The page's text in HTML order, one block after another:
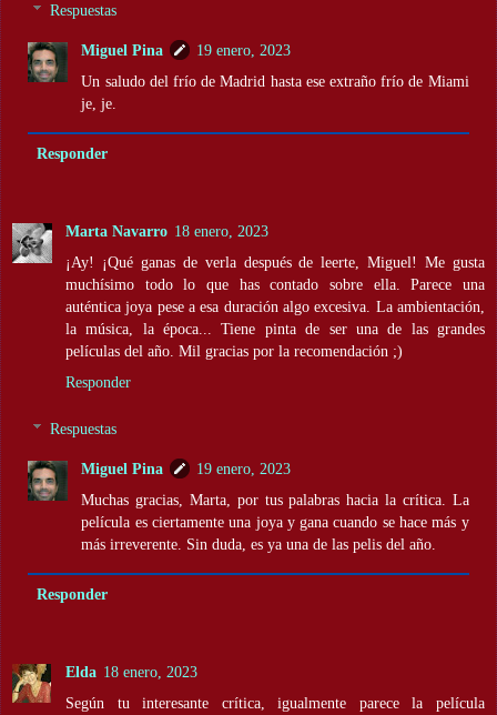
Respuestas
Miguel Pina
19 enero, 2023
Un saludo del frío de Madrid hasta ese extraño frío de Miami
je, je.
Responder
Marta Navarro 18 enero, 2023
¡Ay! ¡Qué ganas de verla después de leerte, Miguel! Me gusta
muchísimo todo lo que has contado sobre ella. Parece una
auténtica joya pese a esa duración algo excesiva. La ambientación,
la música, la época... Tiene pinta de ser una de las grandes
películas del año. Mil gracias por la recomendación ;)
Responder
Respuestas
Miguel Pina
19 enero, 2023
Muchas gracias, Marta, por tus palabras hacia la crítica. La
película es ciertamente una joya y gana cuando se hace más y
más irreverente. Sin duda, es ya una de las pelis del año.
Responder
Elda 18 enero, 2023
Según tu interesante crítica, igualmente parece la película